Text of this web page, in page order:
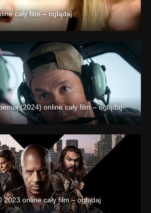
cały film – oglądaj
(2024) online cały film – oglądaj
2023 online cały film – oglądaj